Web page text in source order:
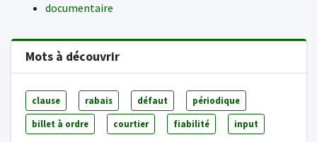
documentaire
Mots à découvrir
clause rabais défaut périodique
billet à ordre courtier fiabilité input